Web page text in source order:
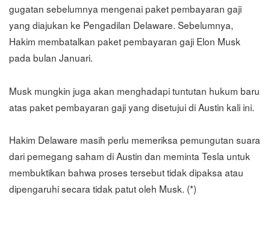
gugatan sebelumnya mengenai paket pembayaran gaji
yang diajukan ke Pengadilan Delaware. Sebelumnya,
Hakim membatalkan paket pembayaran gaji Elon Musk
pada bulan Januari.
Musk mungkin juga akan menghadapi tuntutan hukum baru
atas paket pembayaran gaji yang disetujui di Austin kali ini.
Hakim Delaware masih perlu memeriksa pemungutan suara
dari pemegang saham di Austin dan meminta Tesla untuk
membuktikan bahwa proses tersebut tidak dipaksa atau
dipengaruhi secara tidak patut oleh Musk. (*)